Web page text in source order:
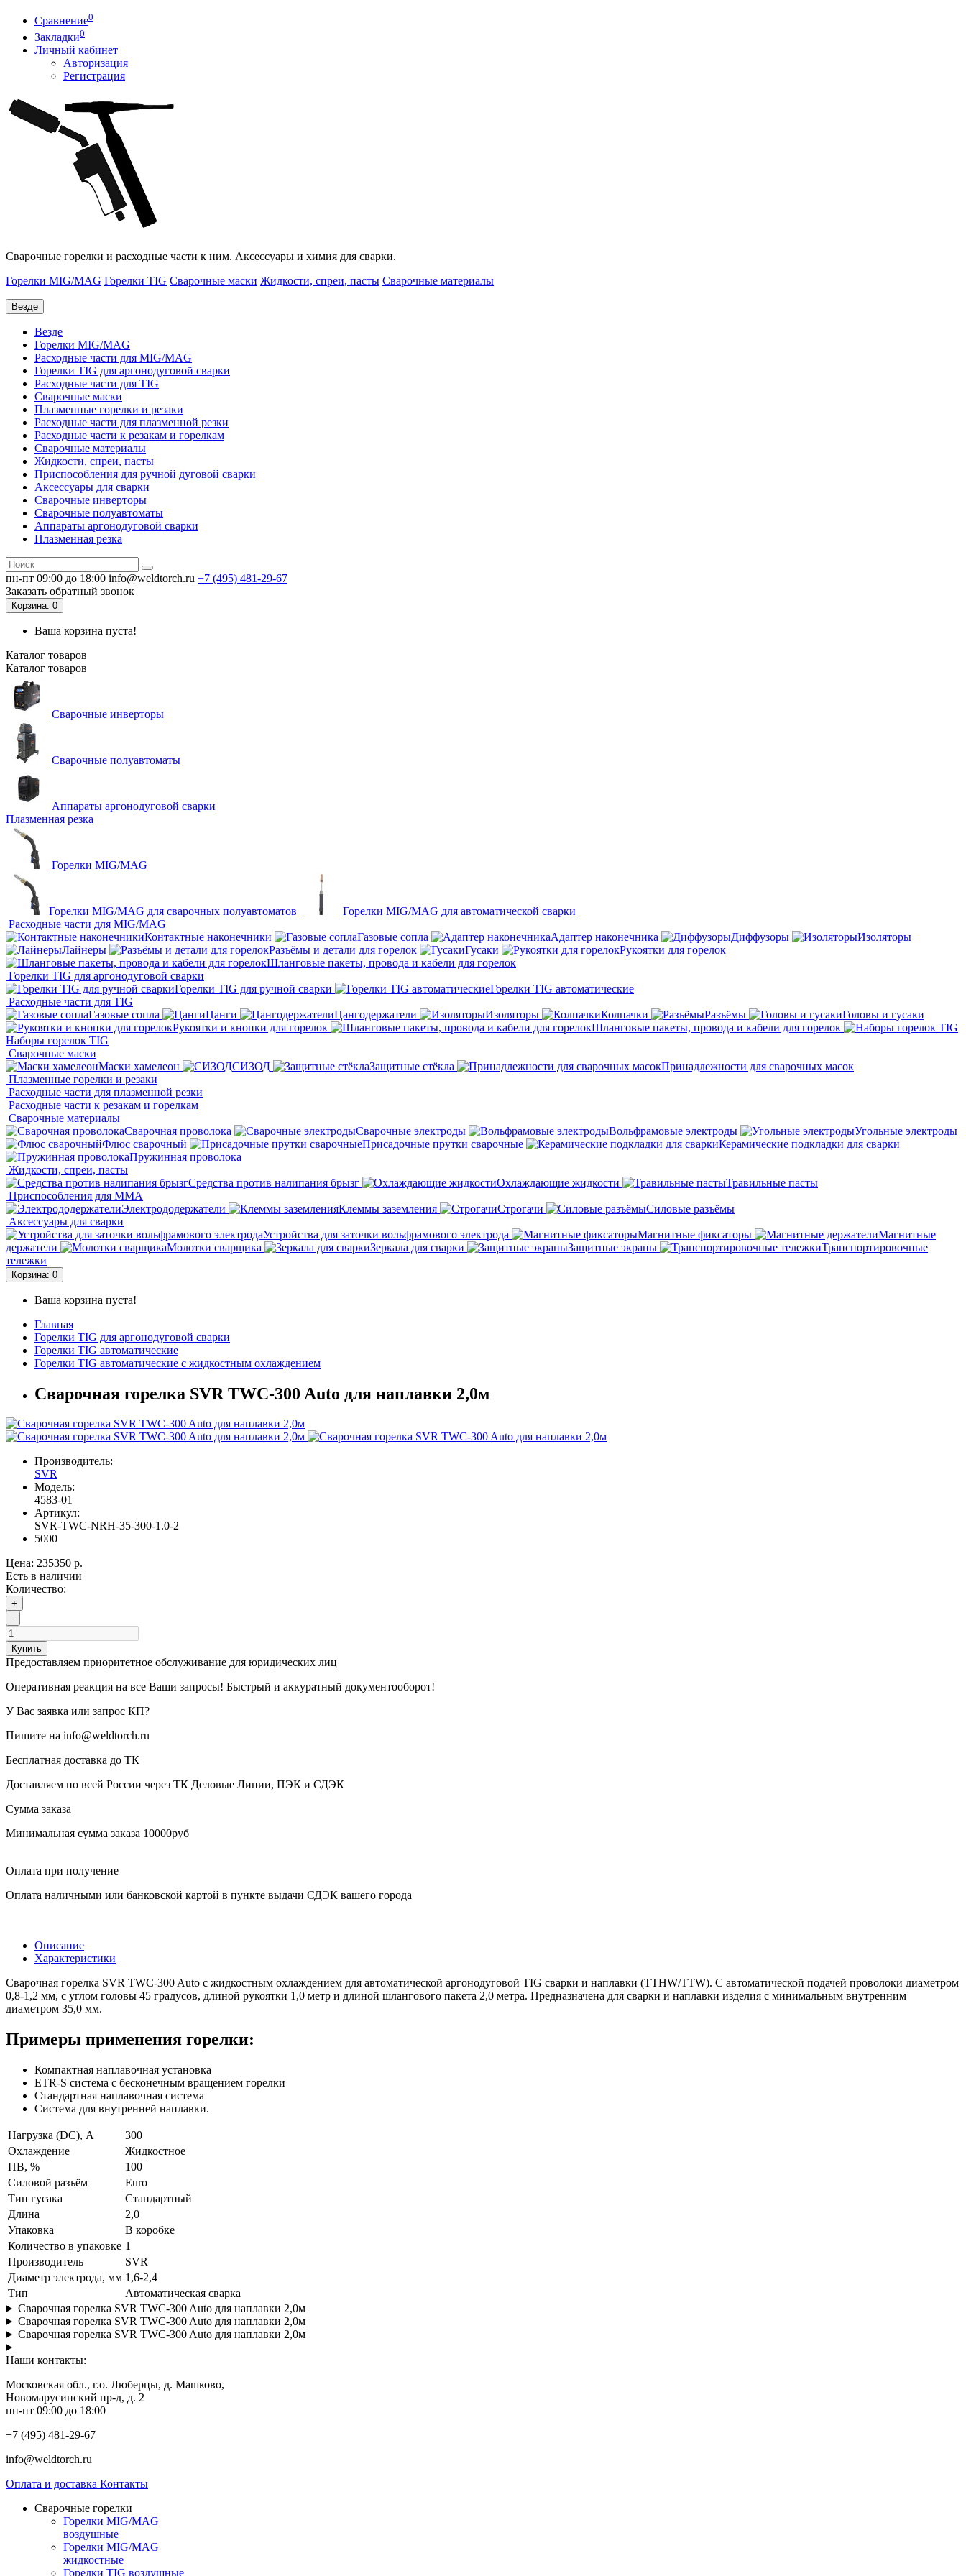
Сравнение0
Закладки0
Личный кабинет
Авторизация
Регистрация
Сварочные горелки и расходные части к ним. Аксессуары и химия для сварки.
Горелки MIG/MAG Горелки TIG Сварочные маски Жидкости, спреи, пасты Сварочные материалы
Везде
Везде
Горелки MIG/MAG
Расходные части для MIG/MAG
Горелки TIG для аргонодуговой сварки
Расходные части для TIG
Сварочные маски
Плазменные горелки и резаки
Расходные части для плазменной резки
Расходные части к резакам и горелкам
Сварочные материалы
Жидкости, спреи, пасты
Приспособления для ручной дуговой сварки
Аксессуары для сварки
Сварочные инверторы
Сварочные полуавтоматы
Аппараты аргонодуговой сварки
Плазменная резка
пн-пт 09:00 до 18:00 info@weldtorch.ru +7 (495) 481-29-67
Заказать обратный звонок
Корзина: 0
Ваша корзина пуста!
Каталог товаров
Каталог товаров
Сварочные инверторы
Сварочные полуавтоматы
Аппараты аргонодуговой сварки
Плазменная резка
Горелки MIG/MAG
Горелки MIG/MAG для сварочных полуавтоматов
Горелки MIG/MAG для автоматической сварки
Расходные части для MIG/MAG
Контактные наконечники
Газовые сопла Адаптер наконечника Диффузоры
Изоляторы
Лайнеры
Разъёмы и детали для горелок Гусаки
Рукоятки для горелок
Шланговые пакеты, провода и кабели для горелок
Горелки TIG для аргонодуговой сварки
Горелки TIG для ручной сварки
Горелки TIG автоматические
Расходные части для TIG
Газовые сопла
Цанги Цангодержатели Изоляторы Колпачки Разъёмы
Головы и гусаки
Рукоятки и кнопки для горелок
Шланговые пакеты, провода и кабели для горелок
Наборы горелок TIG
Сварочные маски
Маски хамелеон
СИЗОД Защитные стёкла
Принадлежности для сварочных масок
Плазменные горелки и резаки
Расходные части для плазменной резки
Расходные части к резакам и горелкам
Сварочные материалы
Сварочная проволока
Сварочные электроды Вольфрамовые электроды
Угольные электроды
Флюс сварочный
Присадочные прутки сварочные
Керамические подкладки для сварки
Пружинная проволока
Жидкости, спреи, пасты
Средства против налипания брызг
Охлаждающие жидкости
Травильные пасты
Приспособления для ММА
Электрододержатели
Клеммы заземления Строгачи
Силовые разъёмы
Аксессуары для сварки
Устройства для заточки вольфрамового электрода
Магнитные фиксаторы
Магнитные
держатели
Молотки сварщика Зеркала для сварки Защитные экраны
Транспортировочные
тележки
Корзина: 0
Ваша корзина пуста!
Главная
Горелки TIG для аргонодуговой сварки
Горелки TIG автоматические
Горелки TIG автоматические с жидкостным охлаждением
Сварочная горелка SVR TWC-300 Auto для наплавки 2,0м
Производитель:
SVR
Модель:
4583-01
Артикул:
SVR-TWC-NRH-35-300-1.0-2
5000
Цена: 235350 р.
Есть в наличии
Количество:
+
-
Купить
Предоставляем приоритетное обслуживание для юридических лиц
Оперативная реакция на все Ваши запросы! Быстрый и аккуратный документооборот!
У Вас заявка или запрос КП?
Пишите на info@weldtorch.ru
Бесплатная доставка до ТК
Доставляем по всей России через ТК Деловые Линии, ПЭК и СДЭК
Сумма заказа
Минимальная сумма заказа 10000руб
Оплата при получение
Оплата наличными или банковской картой в пункте выдачи СДЭК вашего города
Описание
Характеристики
Сварочная горелка SVR TWC-300 Auto с жидкостным охлаждением для автоматической аргонодуговой TIG сварки и наплавки (TTHW/TTW). С автоматической подачей проволоки диаметром
0,8-1,2 мм, с углом головы 45 градусов, длиной рукоятки 1,0 метр и длиной шлангового пакета 2,0 метра. Предназначена для сварки и наплавки изделия с минимальным внутренним
диаметром 35,0 мм.
Примеры применения горелки:
Компактная наплавочная установка
ETR-S система с бесконечным вращением горелки
Стандартная наплавочная система
Система для внутренней наплавки.
Нагрузка (DC), A
300
Охлаждение
Жидкостное
ПВ, %
100
Силовой разъём
Euro
Тип гусака
Стандартный
Длина
2,0
Упаковка
В коробке
Количество в упаковке 1
Производитель
SVR
Диаметр электрода, мм 1,6-2,4
Тип
Автоматическая сварка
Сварочная горелка SVR TWC-300 Auto для наплавки 2,0м
Сварочная горелка SVR TWC-300 Auto для наплавки 2,0м
Сварочная горелка SVR TWC-300 Auto для наплавки 2,0м
Наши контакты:
Московская обл., г.о. Люберцы, д. Машково,
Новомарусинский пр-д, д. 2
пн-пт 09:00 до 18:00
+7 (495) 481-29-67
info@weldtorch.ru
Оплата и доставка Контакты
Сварочные горелки
Горелки MIG/MAG
воздушные
Горелки MIG/MAG
жидкостные
Горелки TIG воздушные